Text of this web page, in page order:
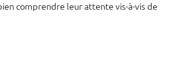
comprendre leur attente vis-à-vis de